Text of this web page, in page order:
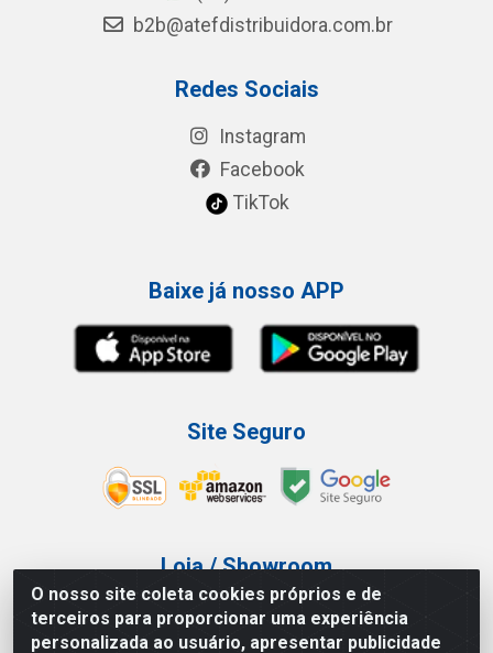
O nosso site coleta cookies próprios e de
terceiros para proporcionar uma experiência
personalizada ao usuário, apresentar publicidade
b2b@atefdistribuidora.com.br
Redes Sociais
Instagram
Facebook
TikTok
Baixe já nosso APP
Site Seguro
Loja / Showroom
Tel.: (11) 3227-0546
Av Vautier, 587/597 - Pari - São Paulo/SP